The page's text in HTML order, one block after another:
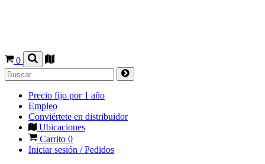
0
Precio fijo por 1 año
Empleo
Conviértete en distribuidor
Ubicaciones
Carrito 0
Iniciar sesión / Pedidos